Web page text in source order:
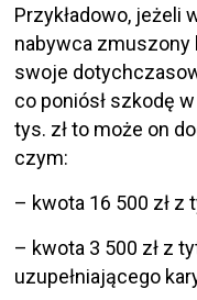
Przykładowo, jeżeli
nabywca zmuszony
swoje
co poniósł szkodę
tys. zł to może on
czym:
– kwota 16 500 zł z
– kwota 3 500 zł z
uzupełniającego